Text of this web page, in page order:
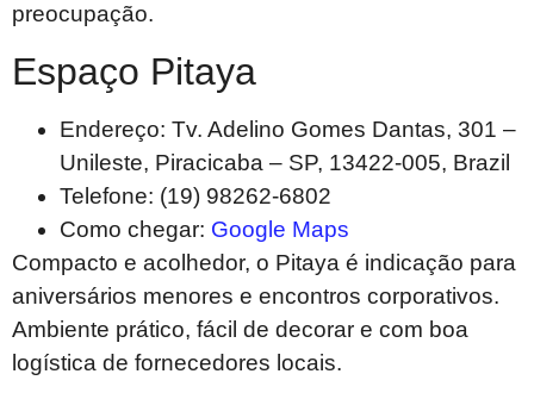
preocupação.
Espaço Pitaya
Endereço: Tv. Adelino Gomes Dantas, 301 –
Unileste, Piracicaba – SP, 13422-005, Brazil
Telefone: (19) 98262-6802
Como chegar: Google Maps
Compacto e acolhedor, o Pitaya é indicação para
aniversários menores e encontros corporativos.
Ambiente prático, fácil de decorar e com boa
logística de fornecedores locais.